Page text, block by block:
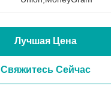
Лучшая Цена
Свяжитесь Сейчас